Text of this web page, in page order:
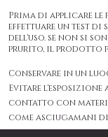
Prima di applicare
effettuare un test di
dell'uso. se non si
prurito, il prodotto
Conservare in un
Evitare
contatto con
come asciugamani